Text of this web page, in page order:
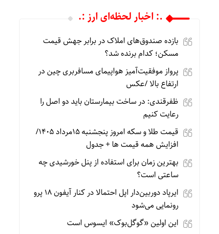
.: اخبار لحظه‌ای ارز :.
بازده صندوق‌های املاک در برابر جهش قیمت
مسکن؛ کدام برنده شد؟
پرواز موفقیت‌آمیز هواپیمای مسافربری چین در
ارتفاع بالا /عکس
ظفرقندی: در ساخت بیمارستان باید دو اصل را
رعایت کنیم
قیمت طلا و سکه امروز پنجشنبه 15مرداد 1405/
افزایش همه قیمت ها + جدول
بهترین زمان برای استفاده از پنل خورشیدی چه
ساعتی است؟
ایرپاد دوربین‌دار اپل احتمالا در کنار آیفون ۱۸ پرو
رونمایی می‌شود
این اولین «گوگل‌بوک» ایسوس است